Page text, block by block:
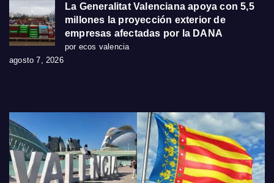
La Generalitat Valenciana apoya con 5,5
millones la proyección exterior de
empresas afectadas por la DANA
por ecos valencia
agosto 7, 2026